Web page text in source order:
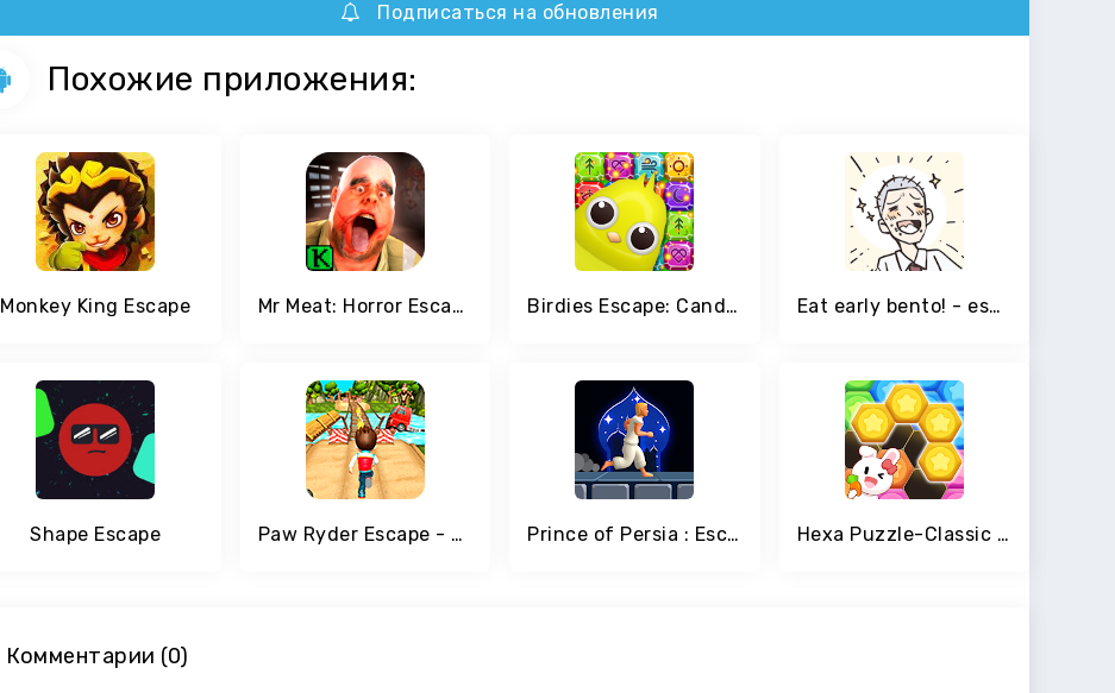
Подписаться на обновления
Похожие приложения:
Monkey King Escape Mr Meat: Horror Escape Room & Puzzle & action game Birdies Escape: Candy Gems and Jewels Match Eat early bento! - escape game
Shape Escape Paw Ryder Escape - Run of Paw Patrol Prince of Persia : Escape Hexa Puzzle-Classic casual game
Комментарии (0)